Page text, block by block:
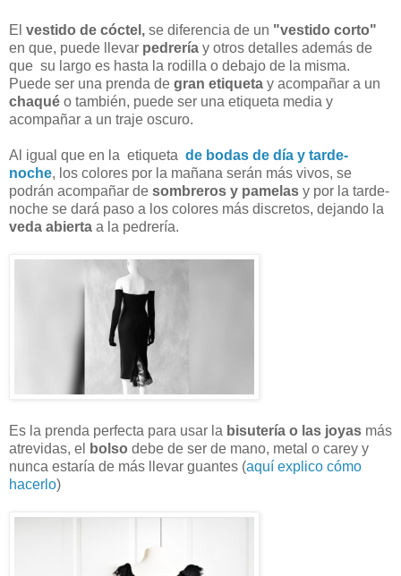
El vestido de cóctel, se diferencia de un "vestido corto"
en que, puede llevar pedrería y otros detalles además de
que su largo es hasta la rodilla o debajo de la misma.
Puede ser una prenda de gran etiqueta y acompañar a un
chaqué o también, puede ser una etiqueta media y
acompañar a un traje oscuro.
Al igual que en la etiqueta de bodas de día y tarde-
noche, los colores por la mañana serán más vivos, se
podrán acompañar de sombreros y pamelas y por la tarde-
noche se dará paso a los colores más discretos, dejando la
veda abierta a la pedrería.
Es la prenda perfecta para usar la bisutería o las joyas más
atrevidas, el
bolso debe de ser de mano, metal o carey y
nunca estaría de más llevar guantes (aquí explico cómo
hacerlo)